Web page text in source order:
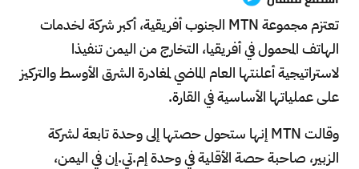
تعتزم مجموعة MTN الجنوب أفريقية، أكبر شركة لخدمات
الهاتف المحمول في أفريقيا، التخارج من اليمن تنفيذا
لاستراتيجية أعلنتها العام الماضي لمغادرة الشرق الأوسط والتركيز
على عملياتها الأساسية في القارة.
وقالت MTN إنها ستحول حصتها إلى وحدة تابعة لشركة
الزبير، صاحبة حصة الأقلية في وحدة إم.تي.إن في اليمن،